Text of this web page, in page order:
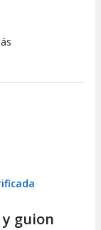
guion